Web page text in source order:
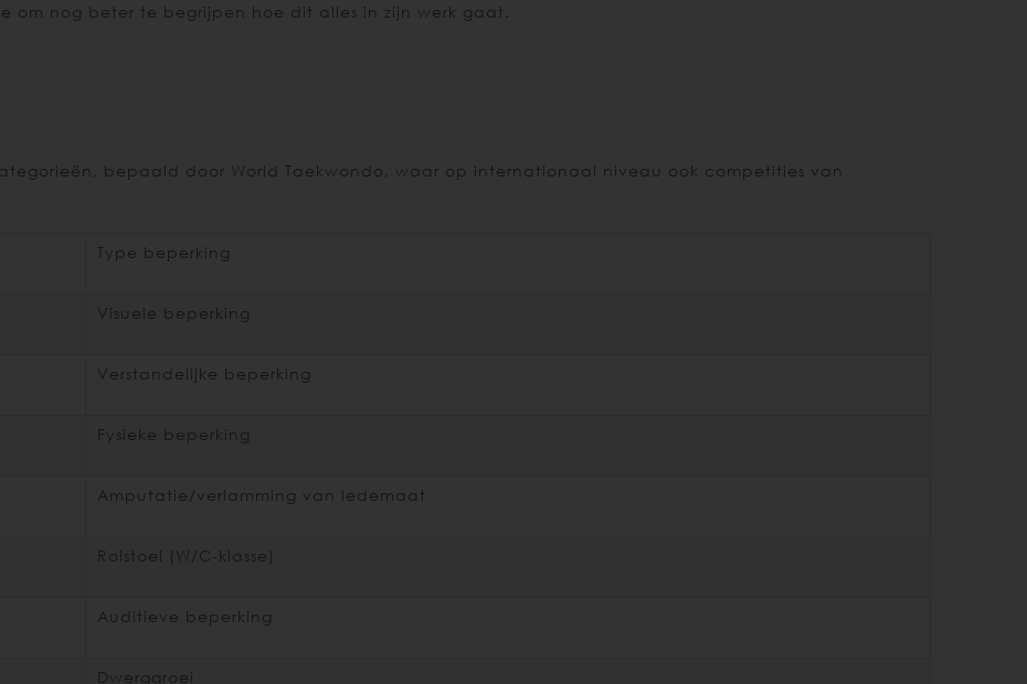
om nog beter te begrijpen hoe dit alles in zijn werk gaat.
bepaald door World Taekwondo, waar op internationaal niveau ook competities van
Type beperking
Visuele beperking
Verstandelijke beperking
Fysieke beperking
Amputatie/verlamming van ledemaat
Rolstoel (W/C-klasse)
Auditieve beperking
Dwerggroei